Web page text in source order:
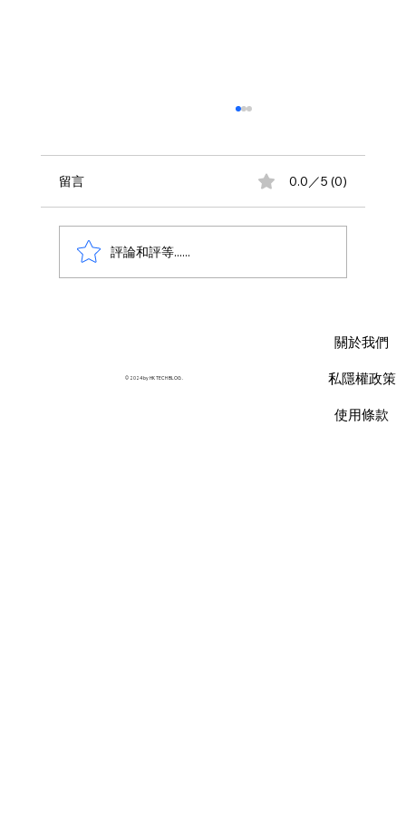
限制，用 Database Savings Plans 省下
留言 0.0／5 (0)
評論和評等......
© 2024 by HK TECH BLOG .
關於我們
私隱權政策
使用條款